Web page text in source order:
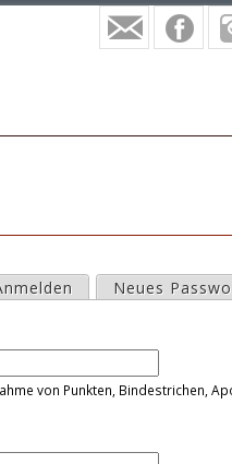
Reiter) Neues
von Punkten, Bindestrichen,